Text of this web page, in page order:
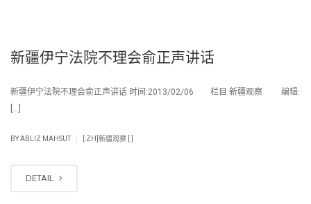
新疆伊宁法院不理会俞正声讲话
新疆伊宁法院不理会俞正声讲话 时间:2013/02/06 栏目:新疆观察 编辑:
[…]
BYABLIZ MAHSUT [:ZH]新疆观察 [:]
DETAIL